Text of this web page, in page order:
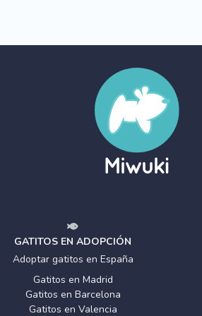
GATITOS EN ADOPCIÓN
Adoptar gatitos en España
Gatitos en Madrid
Gatitos en Barcelona
Gatitos en Valencia